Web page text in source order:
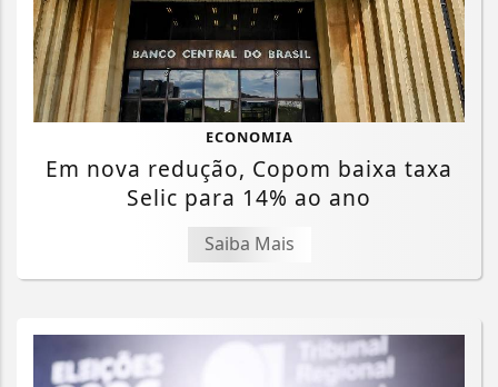
ECONOMIA
Em nova redução, Copom baixa taxa
Selic para 14% ao ano
Saiba Mais